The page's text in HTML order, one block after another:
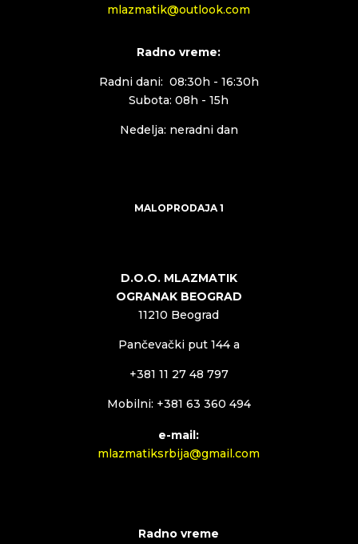
mlazmatik@outlook.com
Radno vreme:
Radni dani: 08:30h - 16:30h
Subota: 08h - 15h
Nedelja: neradni dan
MALOPRODAJA 1
D.O.O. MLAZMATIK
OGRANAK BEOGRAD
11210 Beograd
Pančevački put 144 a
+381 11 27 48 797
Mobilni: +381 63 360 494
e-mail:
mlazmatiksrbija@gmail.com
Radno vreme